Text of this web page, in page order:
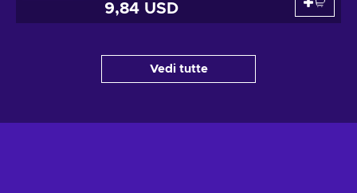
9,84 USD
Vedi tutte